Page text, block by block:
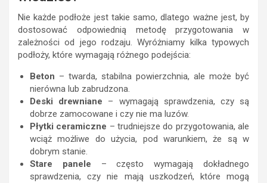
Nie każde podłoże jest takie samo, dlatego ważne jest, by
dostosować odpowiednią metodę przygotowania w
zależności od jego rodzaju. Wyróżniamy kilka typowych
podłoży, które wymagają różnego podejścia:
Beton – twarda, stabilna powierzchnia, ale może być
nierówna lub zabrudzona.
Deski drewniane – wymagają sprawdzenia, czy są
dobrze zamocowane i czy nie ma luzów.
Płytki ceramiczne – trudniejsze do przygotowania, ale
wciąż możliwe do użycia, pod warunkiem, że są w
dobrym stanie.
Stare panele – często wymagają dokładnego
sprawdzenia, czy nie mają uszkodzeń, które mogą